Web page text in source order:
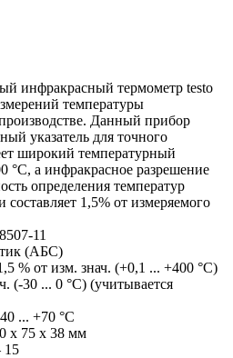
инфракрасный термометр testo
температуры
Данный прибор
указатель для точного
широкий температурный
°С, а инфракрасное разрешение
определения температур
1,5% от измеряемого
11
(АБС)
% от изм. знач. (+0,1 ... +400 °C)
(-30 ... 0 °C) (учитывается
... +70 °C
x 75 x 38 мм
15